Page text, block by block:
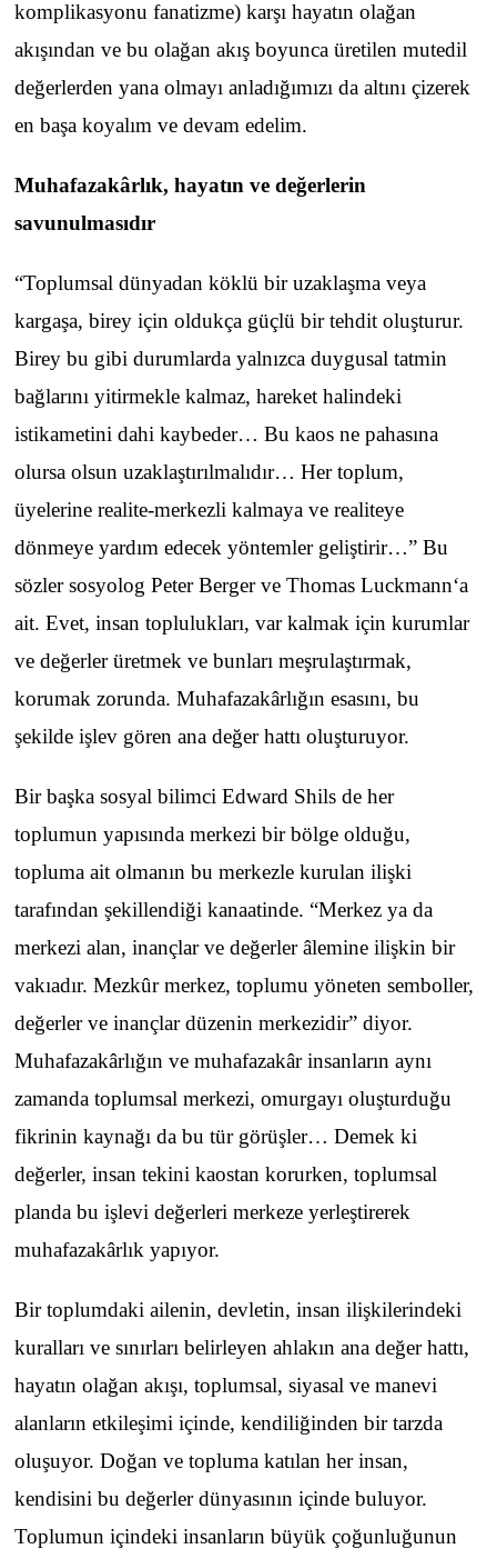
komplikasyonu fanatizme) karşı hayatın olağan
akışından ve bu olağan akış boyunca üretilen mutedil
değerlerden yana olmayı anladığımızı da altını çizerek
en başa koyalım ve devam edelim.
Muhafazakârlık, hayatın ve değerlerin
savunulmasıdır
“Toplumsal dünyadan köklü bir uzaklaşma veya
kargaşa, birey için oldukça güçlü bir tehdit oluşturur.
Birey bu gibi durumlarda yalnızca duygusal tatmin
bağlarını yitirmekle kalmaz, hareket halindeki
istikametini dahi kaybeder… Bu kaos ne pahasına
olursa olsun uzaklaştırılmalıdır… Her toplum,
üyelerine realite-merkezli kalmaya ve realiteye
dönmeye yardım edecek yöntemler geliştirir…” Bu
sözler sosyolog Peter Berger ve Thomas Luckmann‘a
ait. Evet, insan toplulukları, var kalmak için kurumlar
ve değerler üretmek ve bunları meşrulaştırmak,
korumak zorunda. Muhafazakârlığın esasını, bu
şekilde işlev gören ana değer hattı oluşturuyor.
Bir başka sosyal bilimci Edward Shils de her
toplumun yapısında merkezi bir bölge olduğu,
topluma ait olmanın bu merkezle kurulan ilişki
tarafından şekillendiği kanaatinde. “Merkez ya da
merkezi alan, inançlar ve değerler âlemine ilişkin bir
vakıadır. Mezkûr merkez, toplumu yöneten semboller,
değerler ve inançlar düzenin merkezidir” diyor.
Muhafazakârlığın ve muhafazakâr insanların aynı
zamanda toplumsal merkezi, omurgayı oluşturduğu
fikrinin kaynağı da bu tür görüşler… Demek ki
değerler, insan tekini kaostan korurken, toplumsal
planda bu işlevi değerleri merkeze yerleştirerek
muhafazakârlık yapıyor.
Bir toplumdaki ailenin, devletin, insan ilişkilerindeki
kuralları ve sınırları belirleyen ahlakın ana değer hattı,
hayatın olağan akışı, toplumsal, siyasal ve manevi
alanların etkileşimi içinde, kendiliğinden bir tarzda
oluşuyor. Doğan ve topluma katılan her insan,
kendisini bu değerler dünyasının içinde buluyor.
Toplumun içindeki insanların büyük çoğunluğunun